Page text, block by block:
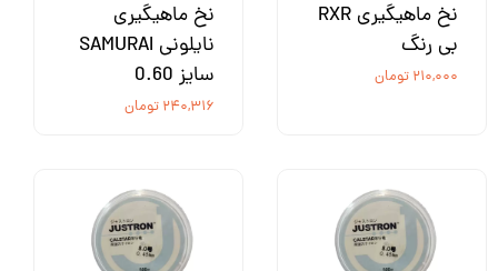
نخ ماهیگیری RXR
بی رنگ
۲۱۰,۰۰۰ تومان
نخ ماهیگیری
نایلونی SAMURAI
سایز 0.60
۲۴۰,۳۱۶ تومان